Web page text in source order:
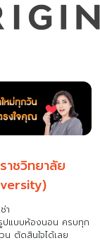
าชวิทยาลัย
า
ปแบบห้องนอน ครบทุก
น ตัดสินใจได้เลย